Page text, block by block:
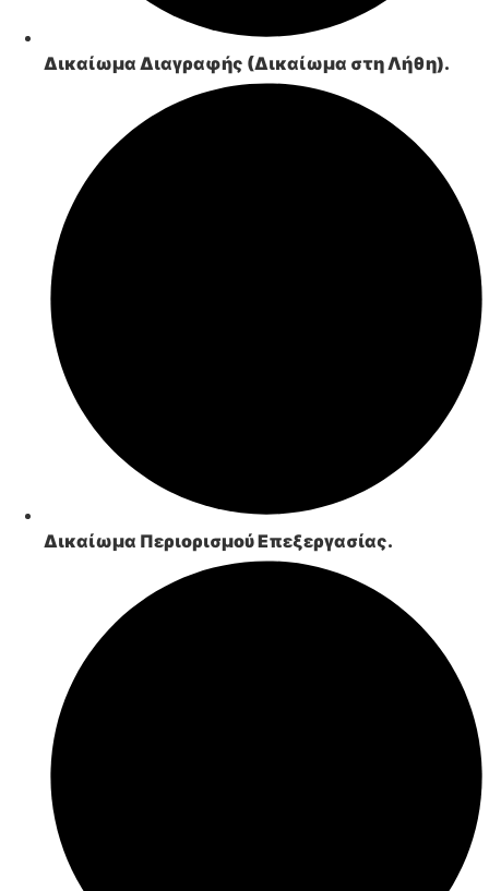
Δικαίωμα Διαγραφής (Δικαίωμα στη Λήθη).
Δικαίωμα Περιορισμού Επεξεργασίας.